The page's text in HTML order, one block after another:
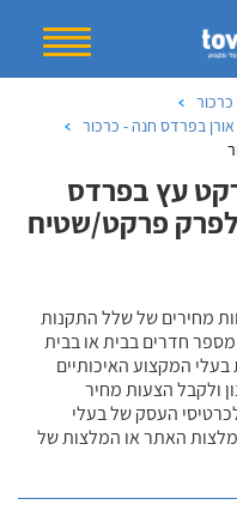
בפרדס חנה - כרכור
עץ בפרדס
לפרק פרקט/שטיח
מחירים של שלל התקנות
חדרים בבית או בבית
המקצוע האיכותיים
ולקבל הצעות מחיר
העסק של בעלי
האתר או המלצות של